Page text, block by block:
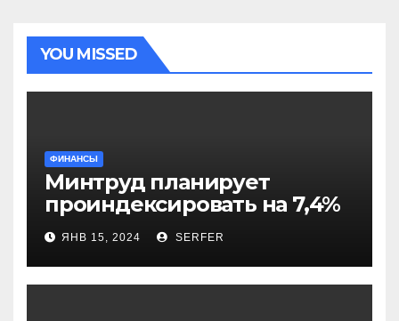
YOU MISSED
ФИНАНСЫ
Минтруд планирует
проиндексировать на 7,4%
более 40 выплат и
компенсаций
ЯНВ 15, 2024 SERFER